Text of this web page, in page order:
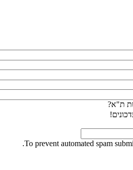
ת"א?
To prevent automated spam